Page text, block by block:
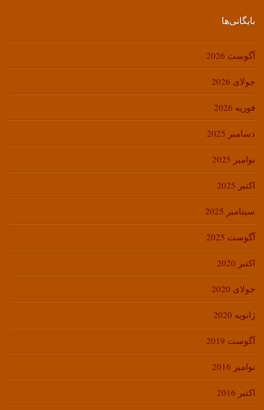
بایگانی‌ها
آگوست 2026
جولای 2026
فوریه 2026
دسامبر 2025
نوامبر 2025
اکتبر 2025
سپتامبر 2025
آگوست 2025
اکتبر 2020
جولای 2020
ژانویه 2020
آگوست 2019
نوامبر 2016
اکتبر 2016